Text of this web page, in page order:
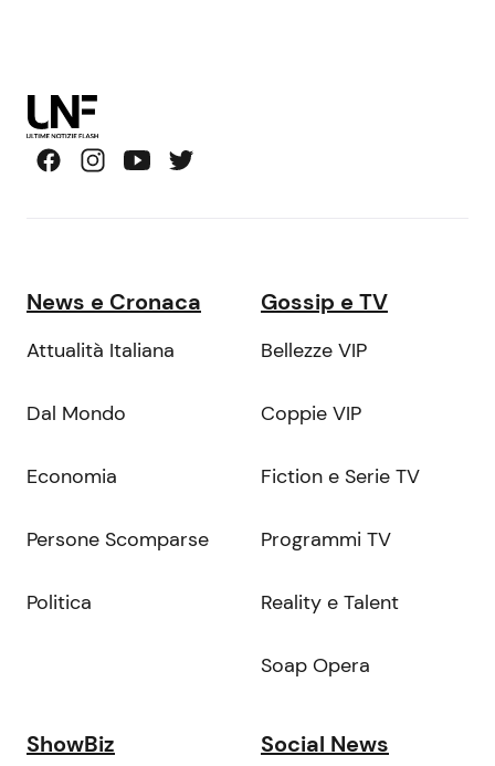
News e Cronaca
Attualità Italiana
Dal Mondo
Economia
Persone Scomparse
Politica
Gossip e TV
Bellezze VIP
Coppie VIP
Fiction e Serie TV
Programmi TV
Reality e Talent
Soap Opera
ShowBiz Social News